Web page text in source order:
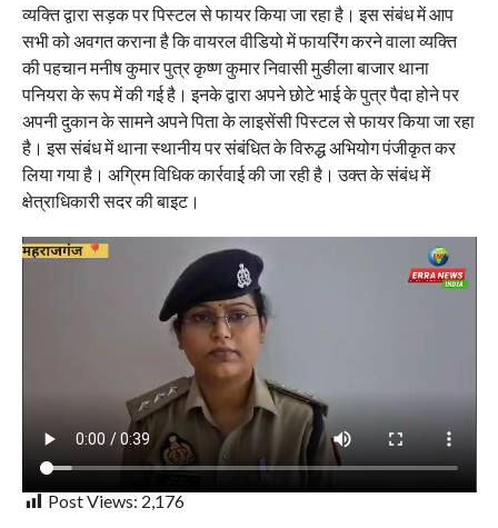
व्यक्ति द्वारा सड़क पर पिस्टल से फायर किया जा रहा है। इस संबंध में आप
सभी को अवगत कराना है कि वायरल वीडियो में फायरिंग करने वाला व्यक्ति
की पहचान मनीष कुमार पुत्र कृष्ण कुमार निवासी मुङीला बाजार थाना
पनियरा के रूप में की गई है। इनके द्वारा अपने छोटे भाई के पुत्र पैदा होने पर
अपनी दुकान के सामने अपने पिता के लाइसेंसी पिस्टल से फायर किया जा रहा
है। इस संबंध में थाना स्थानीय पर संबंधित के विरुद्ध अभियोग पंजीकृत कर
लिया गया है। अग्रिम विधिक कार्रवाई की जा रही है। उक्त के संबंध में
क्षेत्राधिकारी सदर की बाइट।
Post Views: 2,176